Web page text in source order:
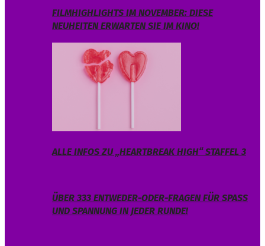
FILMHIGHLIGHTS IM NOVEMBER: DIESE
NEUHEITEN ERWARTEN SIE IM KINO!
ALLE INFOS ZU „HEARTBREAK HIGH“ STAFFEL 3
ÜBER 333 ENTWEDER-ODER-FRAGEN FÜR SPASS U
ND SPANNUNG IN JEDER RUNDE!